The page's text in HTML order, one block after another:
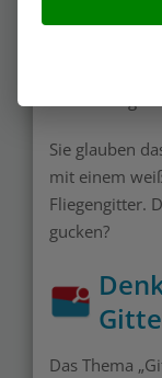
Sonne darauf
Sie glauben
mit einem
Fliegengitter.
gucken?
Das Thema